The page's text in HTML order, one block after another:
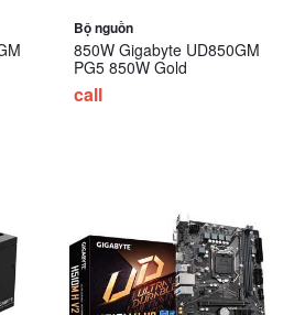
Bộ nguồn
850W Gigabyte UD850GM
PG5 850W Gold
call